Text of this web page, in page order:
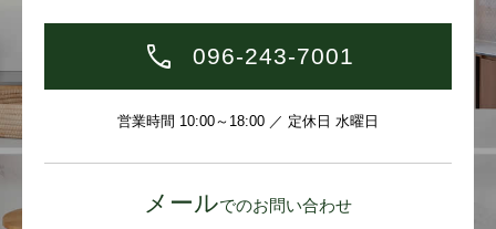
096-243-7001
営業時間 10:00～18:00 ／ 定休日 水曜日
メールでのお問い合わせ